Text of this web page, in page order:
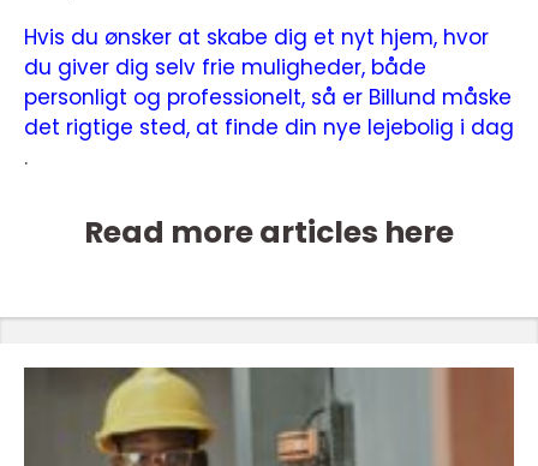
Hvis du ønsker at skabe dig et nyt hjem, hvor
du giver dig selv frie muligheder, både
personligt og professionelt, så er Billund måske
det rigtige sted, at finde din nye lejebolig i dag
.
Read more articles here